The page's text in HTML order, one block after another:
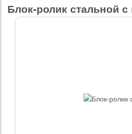
Блок-ролик стальной